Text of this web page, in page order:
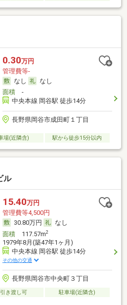
0.30万円
管理費等-
なし
なし
面積-
中央本線 岡谷駅 徒歩14分
長野県岡谷市成田町１丁目
場(近隣含) 駅から徒歩15分以内
ル
15.40万円
管理費等4,500円
30.80万円
なし
面積117.57m2
1979年8月(築47年1ヶ月)
中央本線 岡谷駅 徒歩14分
その他の交通
長野県岡谷市中央町３丁目
き渡し可
駐車場(近隣含)